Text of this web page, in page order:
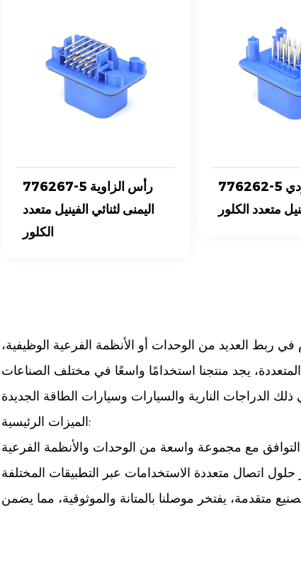
776267-5 رأس الزاوية
اليمنى لثنائي الفينيل متعدد
الكلور
776262-5 رأس عمودي
متعدد الكلور
ربط العديد من الوحدات أو الأنظمة الفرعية الوظيفية،
يجد منتجنا استخدامًا واسعًا في مختلف الصناعات
الميزات الرئيسية:
تصميم وصلة 14 سنًا لضمان التوافق مع مجموعة واسعة من الوحدات والأنظمة الفرعية
متقدمة، يفتخر موصلنا بالمتانة والموثوقية، مما يضمن